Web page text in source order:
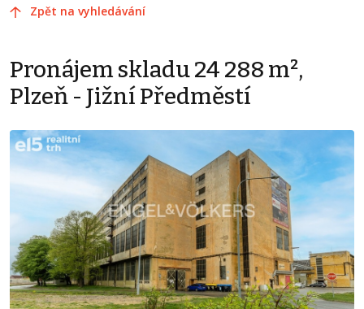
Zpět na vyhledávání
Pronájem skladu 24 288 m²,
Plzeň - Jižní Předměstí